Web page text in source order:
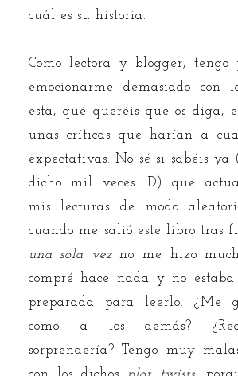
cuál es su historia.
Como lectora y blogger, tengo
emocionarme demasiado con
esta, qué queréis que os diga,
unas críticas que harían a
expectativas. No sé si sabéis
dicho mil veces :D) que
mis lecturas de modo
cuando me salió este libro tras
una sola vezno me hizo
compré hace nada y no
preparada para leerlo. ¿Me
como a los demás?
sorprendería? Tengo muy